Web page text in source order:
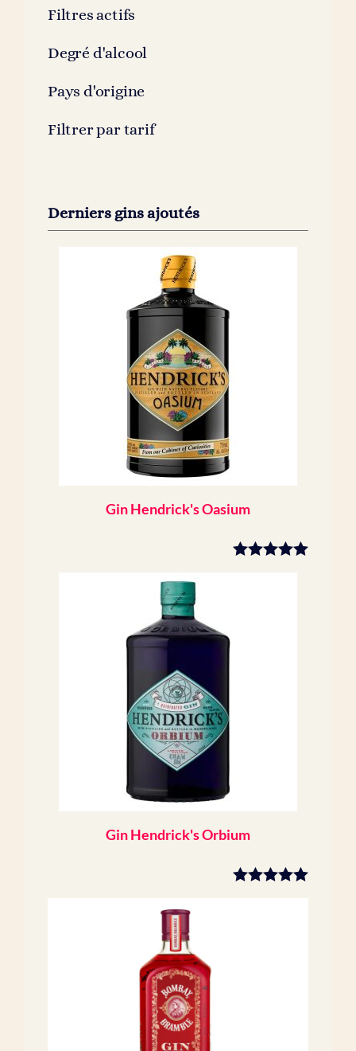
Filtres actifs
Degré d'alcool
Pays d'origine
Filtrer par tarif
Derniers gins ajoutés
Gin Hendrick's Oasium
Gin Hendrick's Orbium